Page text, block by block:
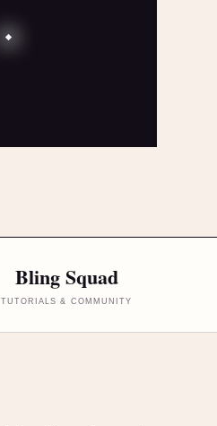
Bling Squad
TUTORIALS & COMMUNITY